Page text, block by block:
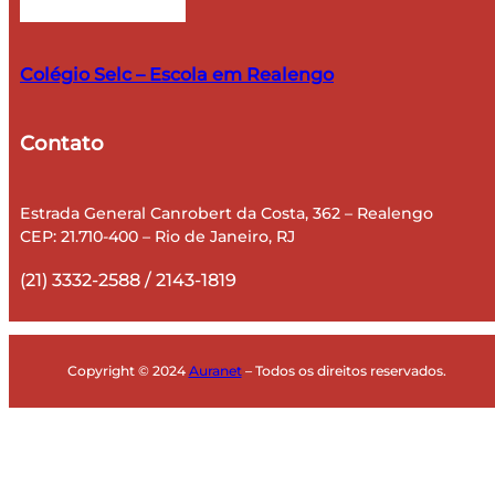
Colégio Selc – Escola em Realengo
Contato
​Estrada General Canrobert da Costa, 362 – Realengo
CEP: 21.710-400 – Rio de Janeiro, RJ
(21) 3332-2588 / 2143-1819
Copyright © 2024 Auranet– Todos os direitos reservados.